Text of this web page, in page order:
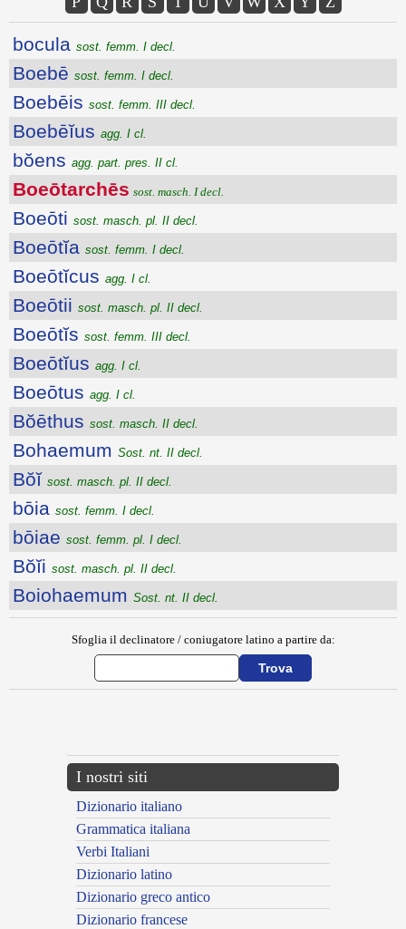
bocula sost. femm. I decl.
Boebē sost. femm. I decl.
Boebēis sost. femm. III decl.
Boebēĭus agg. I cl.
bŏens agg. part. pres. II cl.
Boeōtarchēs sost. masch. I decl.
Boeōti sost. masch. pl. II decl.
Boeōtĭa sost. femm. I decl.
Boeōtĭcus agg. I cl.
Boeōtii sost. masch. pl. II decl.
Boeōtĭs sost. femm. III decl.
Boeōtĭus agg. I cl.
Boeōtus agg. I cl.
Bŏēthus sost. masch. II decl.
Bohaemum Sost. nt. II decl.
Bŏĭ sost. masch. pl. II decl.
bōia sost. femm. I decl.
bōiae sost. femm. pl. I decl.
Bŏĭi sost. masch. pl. II decl.
Boiohaemum Sost. nt. II decl.
Sfoglia il declinatore / coniugatore latino a partire da:
I nostri siti
Dizionario italiano
Grammatica italiana
Verbi Italiani
Dizionario latino
Dizionario greco antico
Dizionario francese